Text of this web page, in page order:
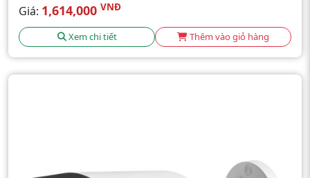
Giá: 1,614,000 VNĐ
Xem chi tiết Thêm vào giỏ hàng